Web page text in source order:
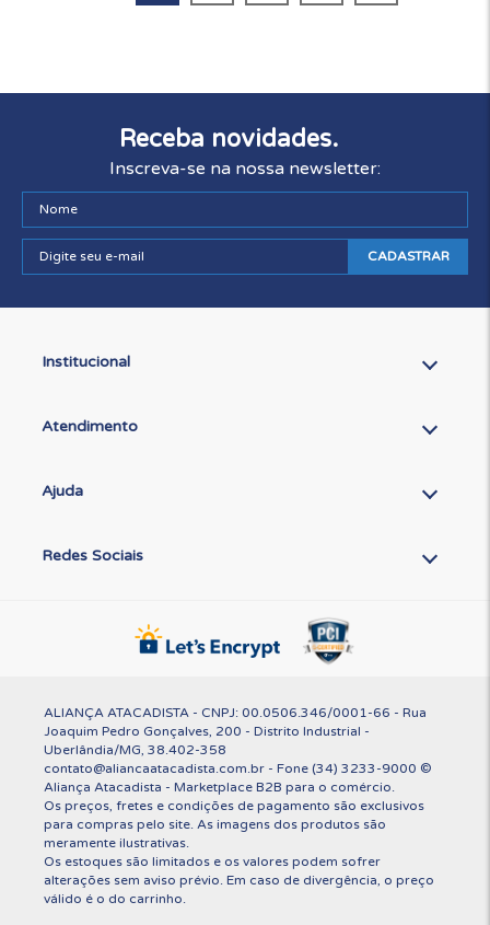
Receba novidades.
Inscreva-se na nossa newsletter:
CADASTRAR
Institucional
Atendimento
Ajuda
Redes Sociais
ALIANÇA ATACADISTA - CNPJ: 00.0506.346/0001-66 - Rua
Joaquim Pedro Gonçalves, 200 - Distrito Industrial -
Uberlândia/MG, 38.402-358
contato@aliancaatacadista.com.br - Fone (34) 3233-9000 ©
Aliança Atacadista - Marketplace B2B para o comércio.
Os preços, fretes e condições de pagamento são exclusivos
para compras pelo site. As imagens dos produtos são
meramente ilustrativas.
Os estoques são limitados e os valores podem sofrer
alterações sem aviso prévio. Em caso de divergência, o preço
válido é o do carrinho.